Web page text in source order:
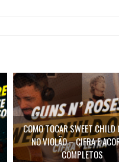
COMO TOCAR SWEET CHILD
NO VIOLÃO – CIFRA E
COMPLETOS